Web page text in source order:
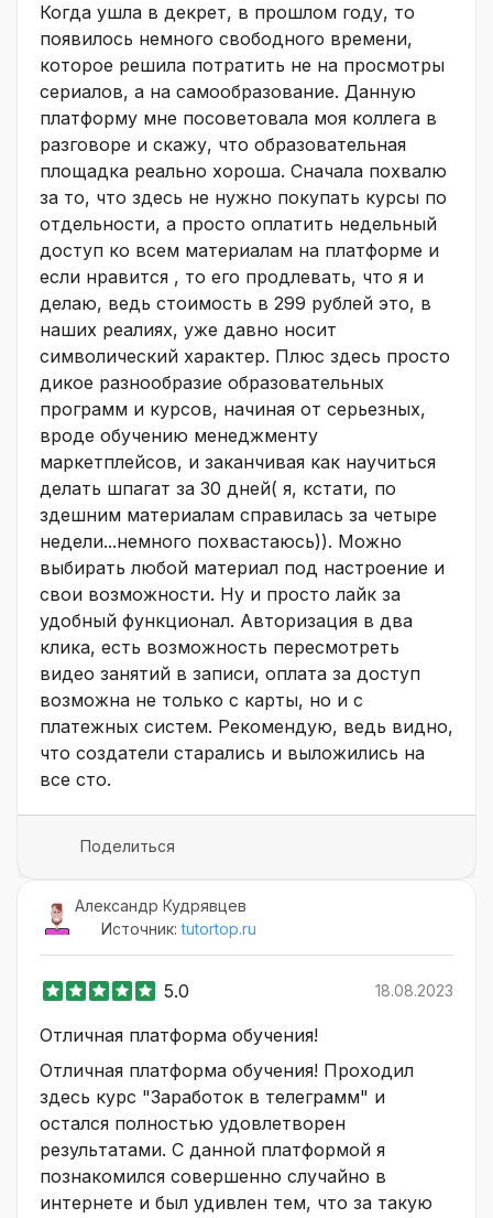
Когда ушла в декрет, в прошлом году, то
появилось немного свободного времени,
которое решила потратить не на просмотры
сериалов, а на самообразование. Данную
платформу мне посоветовала моя коллега в
разговоре и скажу, что образовательная
площадка реально хороша. Сначала похвалю
за то, что здесь не нужно покупать курсы по
отдельности, а просто оплатить недельный
доступ ко всем материалам на платформе и
если нравится , то его продлевать, что я и
делаю, ведь стоимость в 299 рублей это, в
наших реалиях, уже давно носит
символический характер. Плюс здесь просто
дикое разнообразие образовательных
программ и курсов, начиная от серьезных,
вроде обучению менеджменту
маркетплейсов, и заканчивая как научиться
делать шпагат за 30 дней( я, кстати, по
здешним материалам справилась за четыре
недели...немного похвастаюсь)). Можно
выбирать любой материал под настроение и
свои возможности. Ну и просто лайк за
удобный функционал. Авторизация в два
клика, есть возможность пересмотреть
видео занятий в записи, оплата за доступ
возможна не только с карты, но и с
платежных систем. Рекомендую, ведь видно,
что создатели старались и выложились на
все сто.
Поделиться
Александр Кудрявцев
Источник:tutortop.ru
5.0 18.08.2023
Отличная платформа обучения!
Отличная платформа обучения! Проходил
здесь курс "Заработок в телеграмм" и
остался полностью удовлетворен
результатами. С данной платформой я
познакомился совершенно случайно в
интернете и был удивлен тем, что за такую